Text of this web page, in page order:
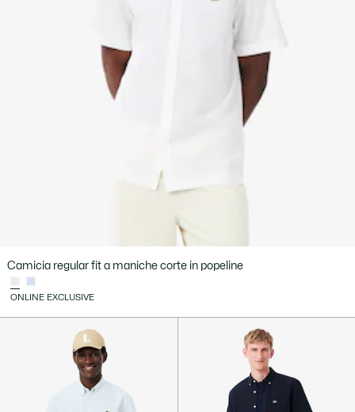
Camicia regular fit a maniche corte in popeline
ONLINE EXCLUSIVE